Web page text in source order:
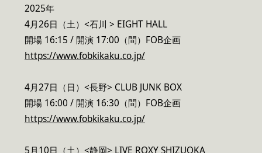
2025年
4月26日（土）<石川 > EIGHT HALL
開場 16:15 / 開演 17:00（問）FOB企画
https://www.fobkikaku.co.jp/
4月27日（日）<長野> CLUB JUNK BOX
開場 16:00 / 開演 16:30（問）FOB企画
https://www.fobkikaku.co.jp/
5月10日（土）<静岡> LIVE ROXY SHIZUOKA